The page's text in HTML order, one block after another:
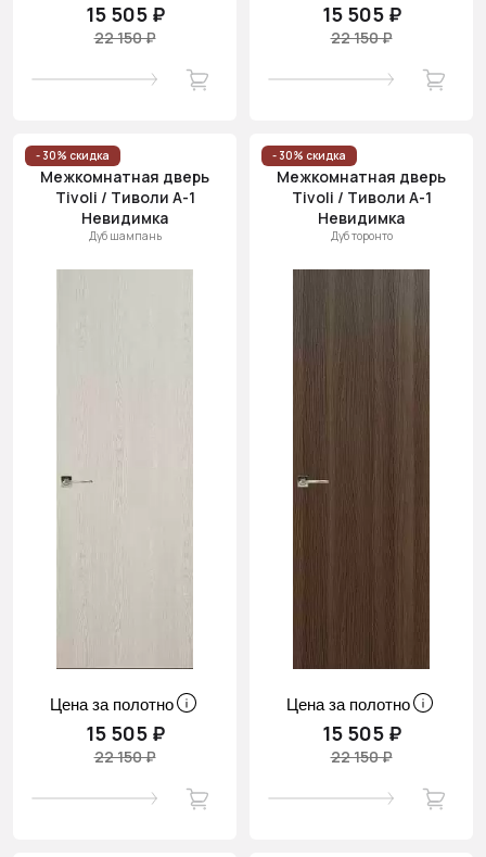
15 505 ₽
22 150 ₽
15 505 ₽
22 150 ₽
- 30% скидка
Межкомнатная дверь
Tivoli / Тиволи А-1
Невидимка
Дуб шампань
Цена за полотно
15 505 ₽
22 150 ₽
- 30% скидка
Межкомнатная дверь
Tivoli / Тиволи А-1
Невидимка
Дуб торонто
Цена за полотно
15 505 ₽
22 150 ₽